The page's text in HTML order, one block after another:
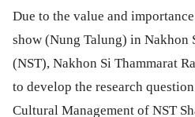
Due to the value and
show (Nung Talung) in Nakhon
(NST), Nakhon Si Thammarat
to develop the research
Cultural Management of NST